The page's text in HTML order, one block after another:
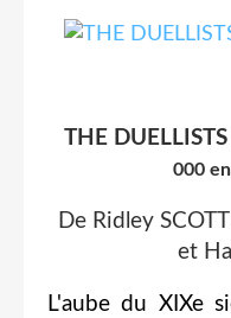
THE
000
De Ridley
et
L'aube du XIXe